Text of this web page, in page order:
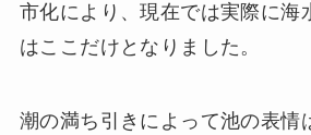
市化により、現在では実際に海
はここだけとなりました。
潮の満ち引きによって池の表情